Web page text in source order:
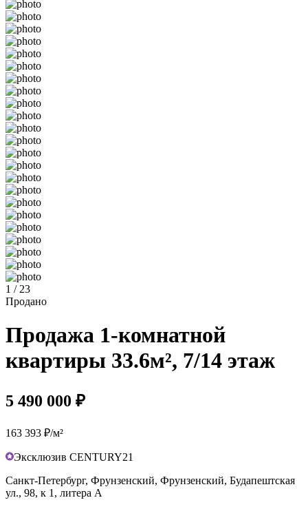
1 / 23
Продано
Продажа 1-комнатной
квартиры 33.6м², 7/14 этаж
5 490 000 ₽
163 393 ₽/м²
Эксклюзив CENTURY21
Санкт-Петербург, Фрунзенский, Фрунзенский, Будапештская
ул., 98, к 1, литера А